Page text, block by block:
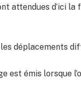
attendues d’ici la
les déplacements
est émis lorsque